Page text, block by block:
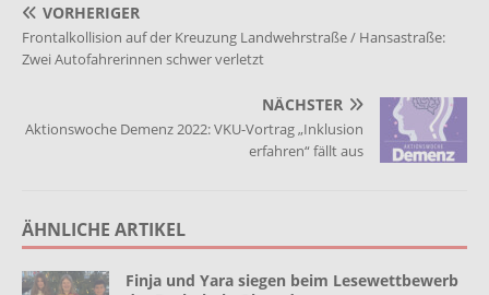
VORHERIGER
Frontalkollision auf der Kreuzung Landwehrstraße / Hansastraße:
Zwei Autofahrerinnen schwer verletzt
NÄCHSTER
Aktionswoche Demenz 2022: VKU-Vortrag „Inklusion
erfahren“ fällt aus
ÄHNLICHE ARTIKEL
Finja und Yara siegen beim Lesewettbewerb